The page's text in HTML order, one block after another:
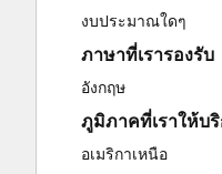
Website
Website
งบประมาณใดๆ
ภาษาที่เรารองรับ
อังกฤษ
ภูมิภาคที่เราให้บ
อเมริกาเหนือ